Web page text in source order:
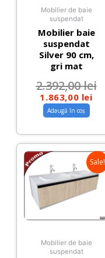
Mobilier de baie
suspendat
Mobilier baie
suspendat
Silver 90 cm,
gri mat
2.392,00lei
1.863,00 lei
Adaugă în coș
Sale!
Mobilier de baie
suspendat